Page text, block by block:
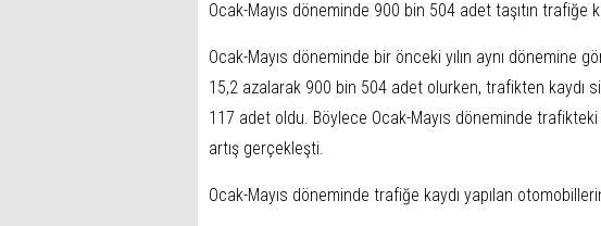
Ocak-Mayıs döneminde 900 bin 504 adet taşıtın trafiğe
Ocak-Mayıs döneminde bir önceki yılın aynı dönemine
15,2 azalarak 900 bin 504 adet olurken, trafikten kaydı
117 adet oldu. Böylece Ocak-Mayıs döneminde
artış gerçekleşti.
Ocak-Mayıs döneminde trafiğe kaydı yapılan